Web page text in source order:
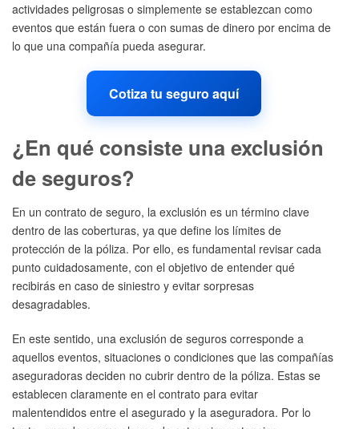
actividades peligrosas o simplemente se establezcan como
eventos que están fuera o con sumas de dinero por encima de
lo que una compañía pueda asegurar.
Cotiza tu seguro aquí
¿En qué consiste una exclusión
de seguros?
En un contrato de seguro, la exclusión es un término clave
dentro de las coberturas, ya que define los límites de
protección de la póliza. Por ello, es fundamental revisar cada
punto cuidadosamente, con el objetivo de entender qué
recibirás en caso de siniestro y evitar sorpresas
desagradables.
En este sentido, una exclusión de seguros corresponde a
aquellos eventos, situaciones o condiciones que las compañías
aseguradoras deciden no cubrir dentro de la póliza. Estas se
establecen claramente en el contrato para evitar
malentendidos entre el asegurado y la aseguradora. Por lo